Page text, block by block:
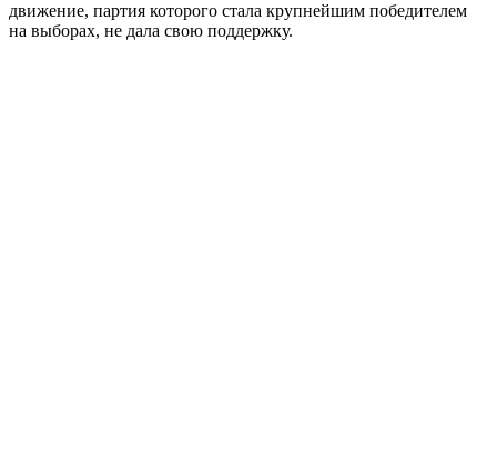
движение, партия которого стала крупнейшим победителем
на выборах, не дала свою поддержку.